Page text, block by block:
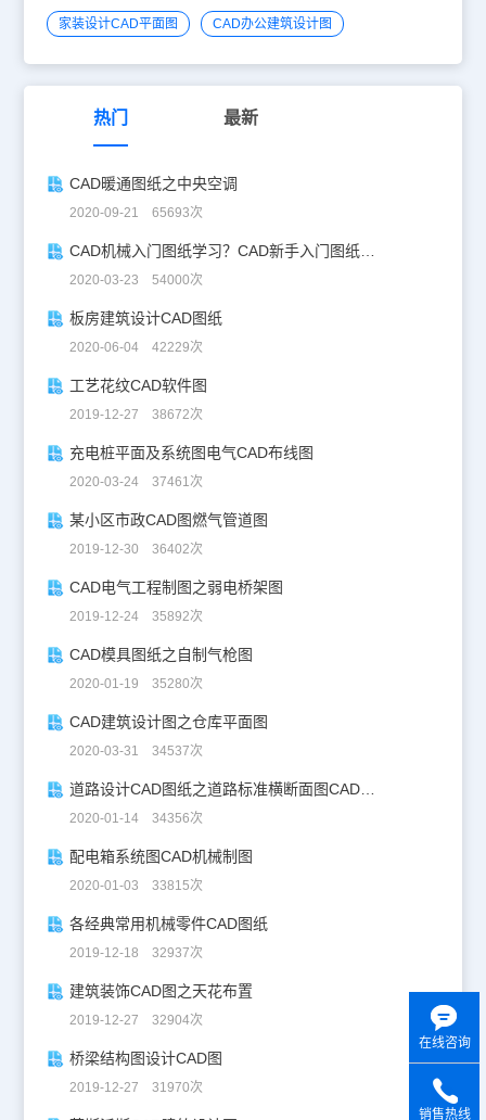
家装设计CAD平面图 CAD办公建筑设计图
热门 最新
CAD暖通图纸之中央空调
2020-09-21 65693次
CAD机械入门图纸学习？CAD新手入门图纸练习
2020-03-23 54000次
板房建筑设计CAD图纸
2020-06-04 42229次
工艺花纹CAD软件图
2019-12-27 38672次
充电桩平面及系统图电气CAD布线图
2020-03-24 37461次
某小区市政CAD图燃气管道图
2019-12-30 36402次
CAD电气工程制图之弱电桥架图
2019-12-24 35892次
CAD模具图纸之自制气枪图
2020-01-19 35280次
CAD建筑设计图之仓库平面图
2020-03-31 34537次
道路设计CAD图纸之道路标准横断面图CAD图纸
2020-01-14 34356次
配电箱系统图CAD机械制图
2020-01-03 33815次
各经典常用机械零件CAD图纸
2019-12-18 32937次
建筑装饰CAD图之天花布置
2019-12-27 32904次
桥梁结构图设计CAD图
2019-12-27 31970次
在线咨询
销售热线